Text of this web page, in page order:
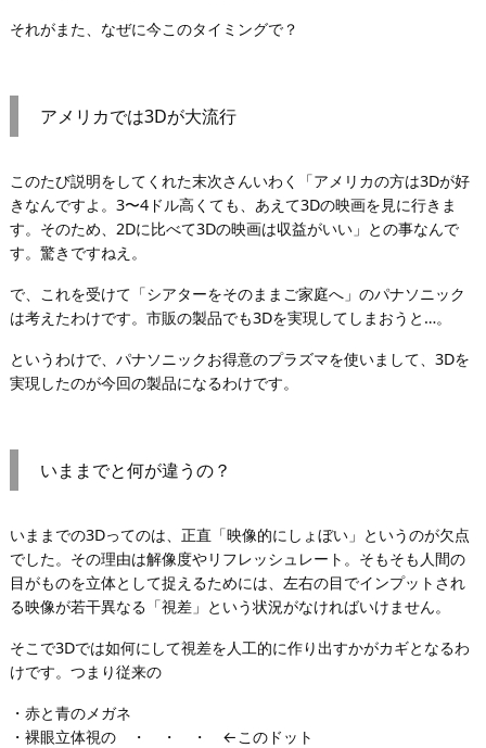
それがまた、なぜに今このタイミングで？
アメリカでは3Dが大流行
このたび説明をしてくれた末次さんいわく「アメリカの方は3Dが好
きなんですよ。3〜4ドル高くても、あえて3Dの映画を見に行きま
す。そのため、2Dに比べて3Dの映画は収益がいい」との事なんで
す。驚きですねえ。
で、これを受けて「シアターをそのままご家庭へ」のパナソニック
は考えたわけです。市販の製品でも3Dを実現してしまおうと…。
というわけで、パナソニックお得意のプラズマを使いまして、3Dを
実現したのが今回の製品になるわけです。
いままでと何が違うの？
いままでの3Dってのは、正直「映像的にしょぼい」というのが欠点
でした。その理由は解像度やリフレッシュレート。そもそも人間の
目がものを立体として捉えるためには、左右の目でインプットされ
る映像が若干異なる「視差」という状況がなければいけません。
そこで3Dでは如何にして視差を人工的に作り出すかがカギとなるわ
けです。つまり従来の
・赤と青のメガネ
・裸眼立体視の ・ ・ ・ ←このドット